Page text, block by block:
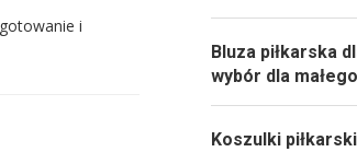
i
Bluza piłkarska
wybór dla
Koszulki